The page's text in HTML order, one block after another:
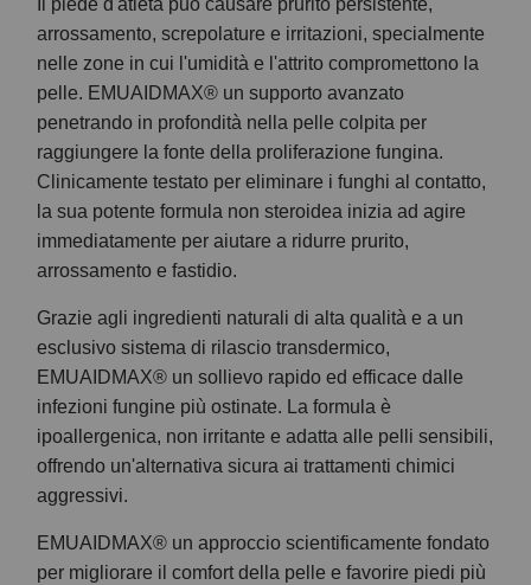
Il piede d'atleta può causare prurito persistente,
arrossamento, screpolature e irritazioni, specialmente
nelle zone in cui l'umidità e l'attrito compromettono la
pelle. EMUAIDMAX® un supporto avanzato
penetrando in profondità nella pelle colpita per
raggiungere la fonte della proliferazione fungina.
Clinicamente testato per eliminare i funghi al contatto,
la sua potente formula non steroidea inizia ad agire
immediatamente per aiutare a ridurre prurito,
arrossamento e fastidio.
Grazie agli ingredienti naturali di alta qualità e a un
esclusivo sistema di rilascio transdermico,
EMUAIDMAX® un sollievo rapido ed efficace dalle
infezioni fungine più ostinate. La formula è
ipoallergenica, non irritante e adatta alle pelli sensibili,
offrendo un'alternativa sicura ai trattamenti chimici
aggressivi.
EMUAIDMAX® un approccio scientificamente fondato
per migliorare il comfort della pelle e favorire piedi più